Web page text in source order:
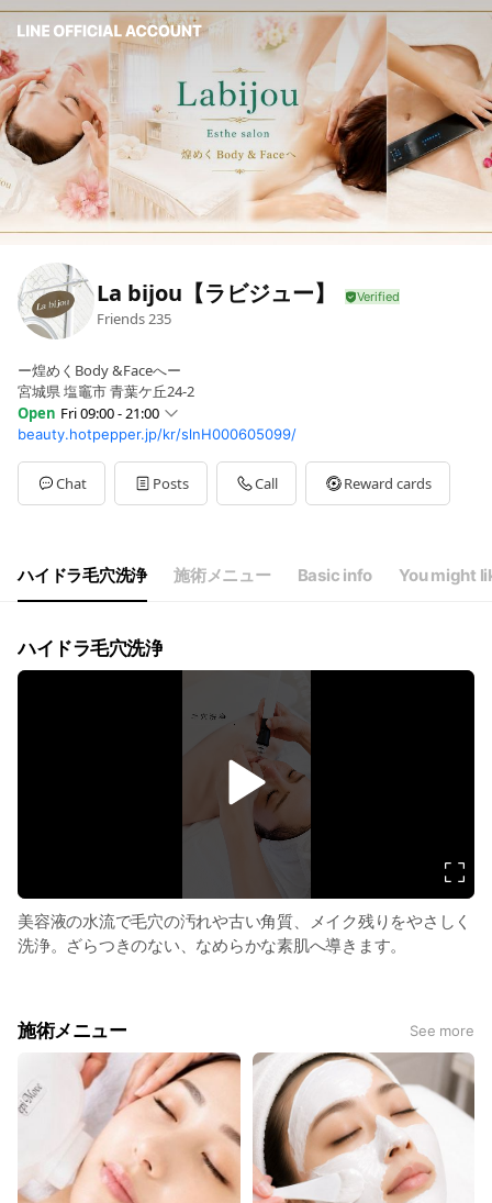
La bijou【ラビジュー】
Friends235
ー煌めくBody &Faceへー
宮城県 塩竈市 青葉ケ丘24-2
Open Fri 09:00 - 21:00
SunClosed
Mon09:00 - 21:00
Tue09:00 - 21:00
Wed09:00 - 21:00
09:00 - 21:00
ボディ最終受付18:00 全身ボディメイキング17:30まで
beauty.hotpepper.jp/kr/slnH000605099/
Chat Posts Call Reward cards
ハイドラ毛穴洗浄 施術メニュー Basic info You might
ハイドラ毛穴洗浄
美容液の水流で毛穴の汚れや古い角質、メイク残りをやさしく
洗浄。ざらつきのない、なめらかな素肌へ導きます。
施術メニュー See more